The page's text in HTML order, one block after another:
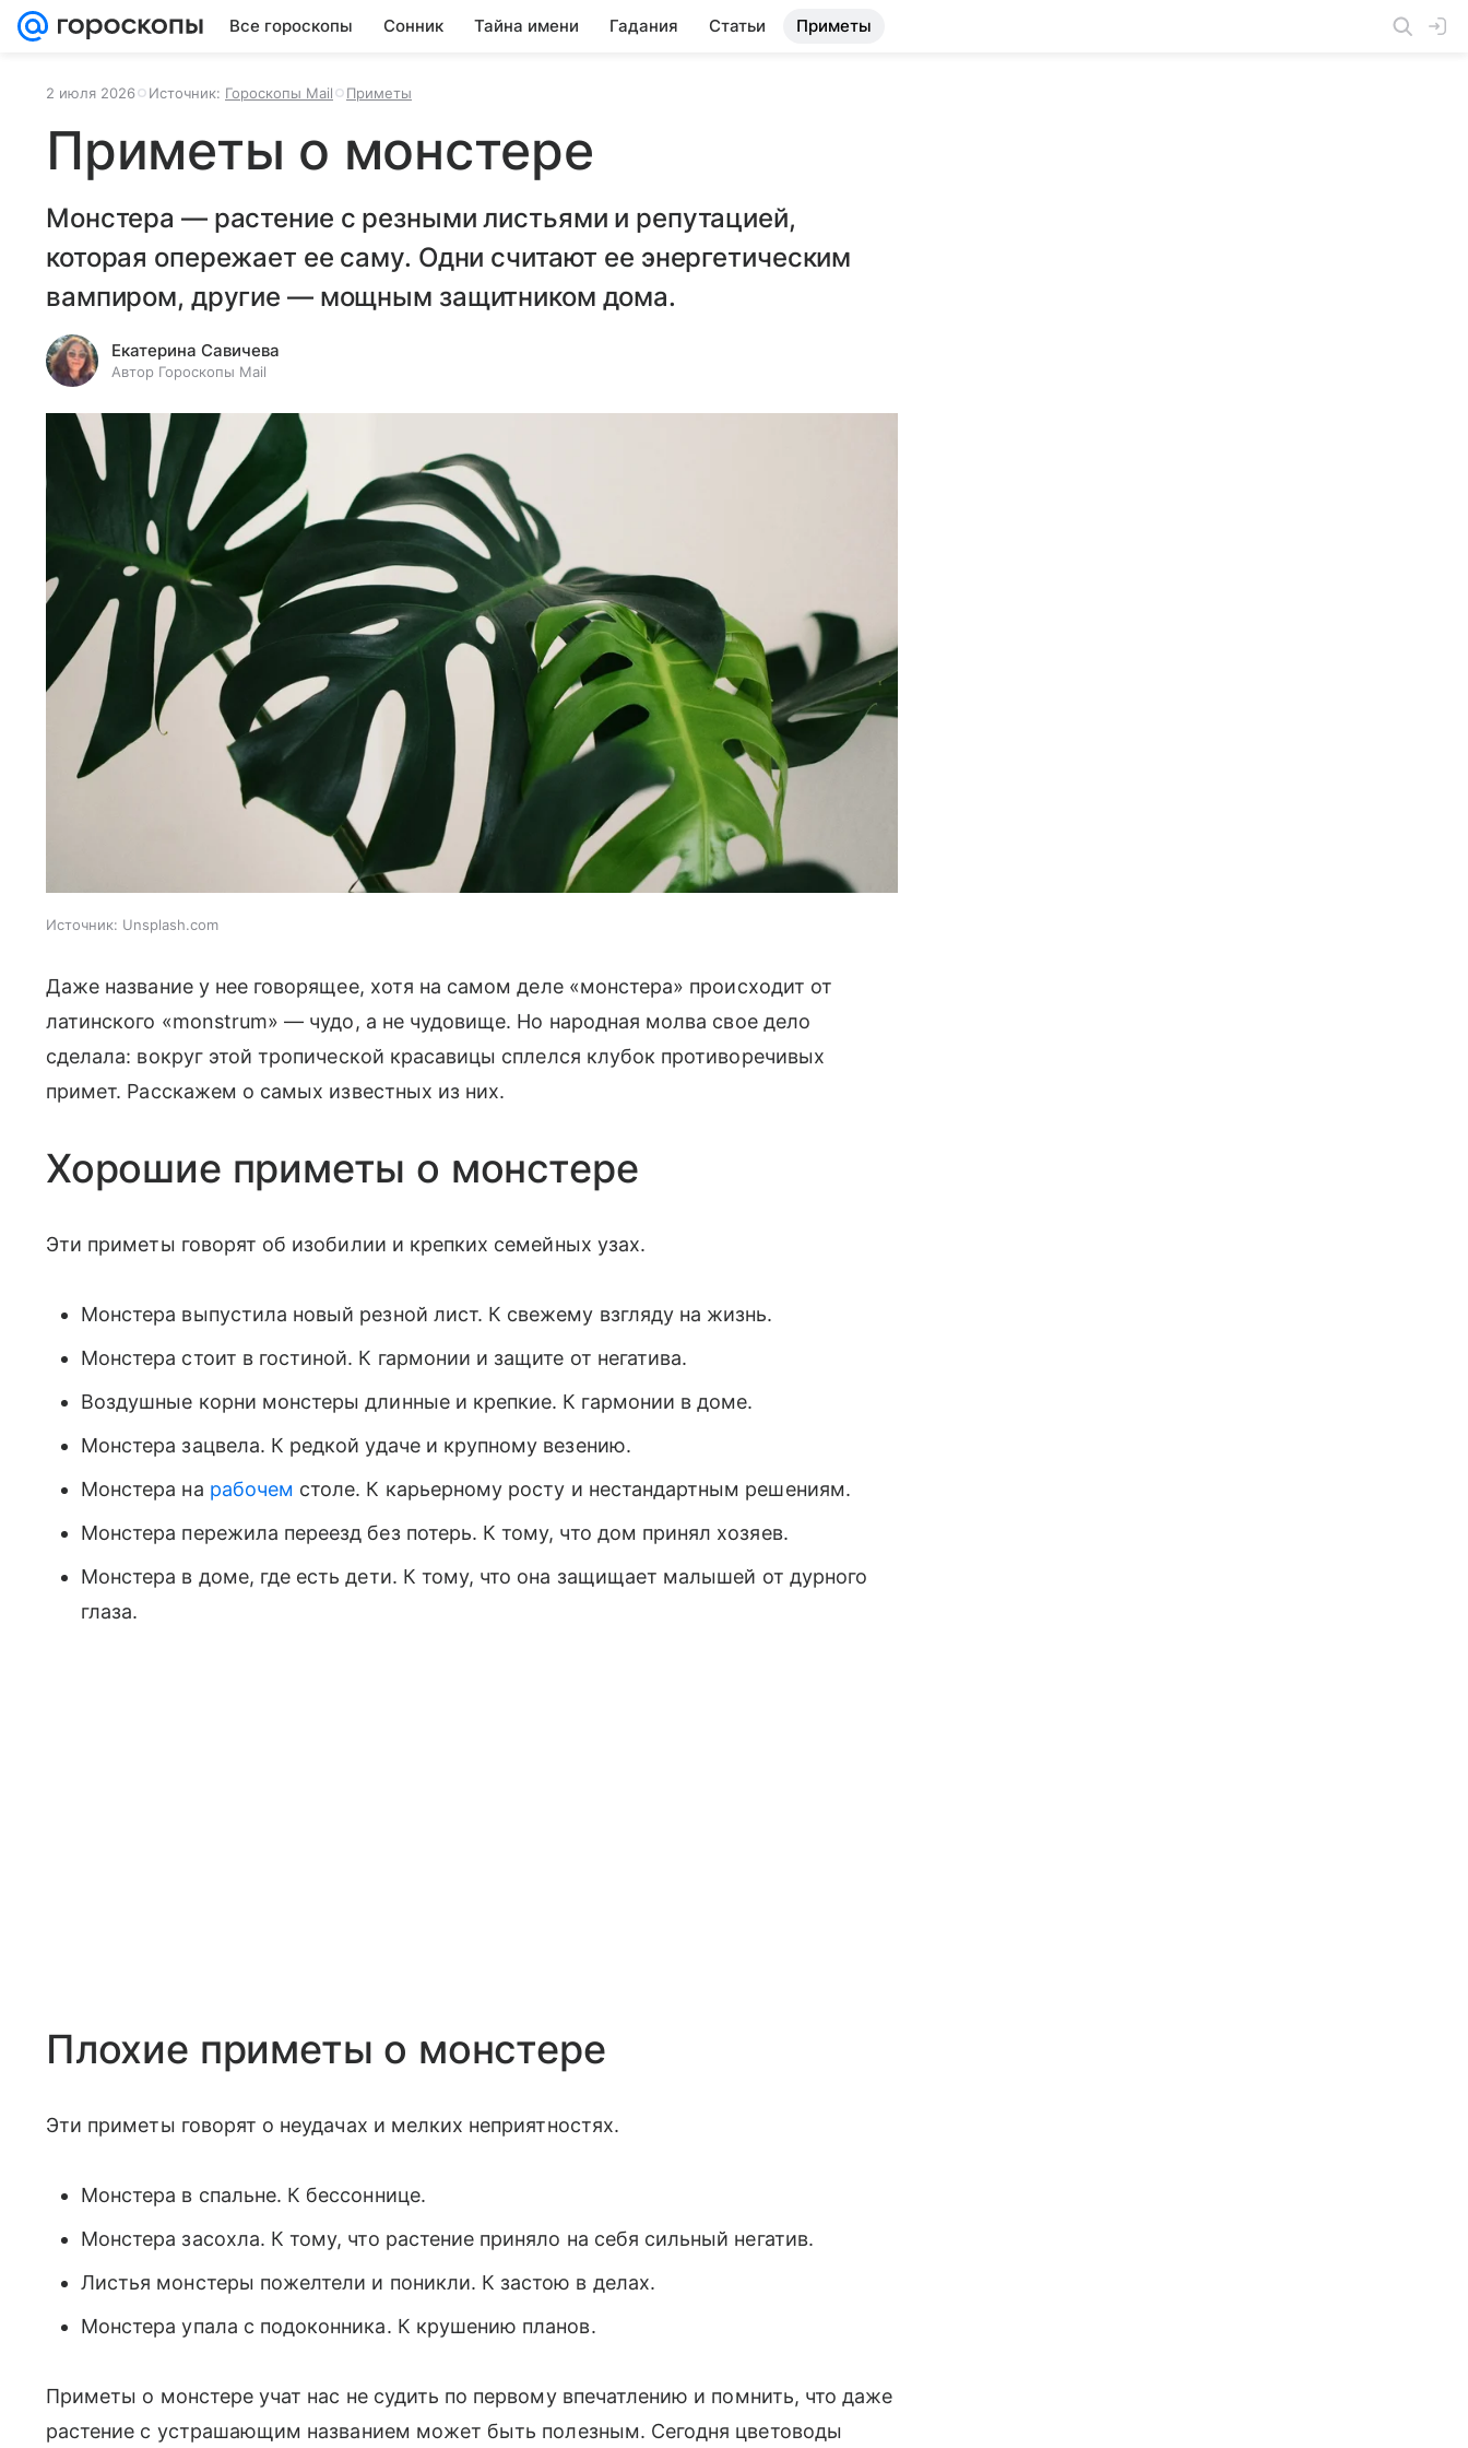
Все гороскопы Сонник Тайна имени Гадания Статьи Приметы
2 июля 2026 Источник: Гороскопы Mail Приметы
Приметы о монстере
Монстера — растение с резными листьями и репутацией,
которая опережает ее саму. Одни считают ее энергетическим
вампиром, другие — мощным защитником дома.
Екатерина Савичева
Автор Гороскопы Mail
Источник: Unsplash.com
Даже название у нее говорящее, хотя на самом деле «монстера» происходит от
латинского «monstrum» — чудо, а не чудовище. Но народная молва свое дело
сделала: вокруг этой тропической красавицы сплелся клубок противоречивых
примет. Расскажем о самых известных из них.
Хорошие приметы о монстере
Эти приметы говорят об изобилии и крепких семейных узах.
Монстера выпустила новый резной лист. К свежему взгляду на жизнь.
Монстера стоит в гостиной. К гармонии и защите от негатива.
Воздушные корни монстеры длинные и крепкие. К гармонии в доме.
Монстера зацвела. К редкой удаче и крупному везению.
Монстера на рабочем столе. К карьерному росту и нестандартным решениям.
Монстера пережила переезд без потерь. К тому, что дом принял хозяев.
Монстера в доме, где есть дети. К тому, что она защищает малышей от дурного
глаза.
Плохие приметы о монстере
Эти приметы говорят о неудачах и мелких неприятностях.
Монстера в спальне. К бессоннице.
Монстера засохла. К тому, что растение приняло на себя сильный негатив.
Листья монстеры пожелтели и поникли. К застою в делах.
Монстера упала с подоконника. К крушению планов.
Приметы о монстере учат нас не судить по первому впечатлению и помнить, что даже
растение с устрашающим названием может быть полезным. Сегодня цветоводы